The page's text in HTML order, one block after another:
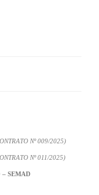
Nº 009/2025)
Nº 011/2025)
– SEMAD